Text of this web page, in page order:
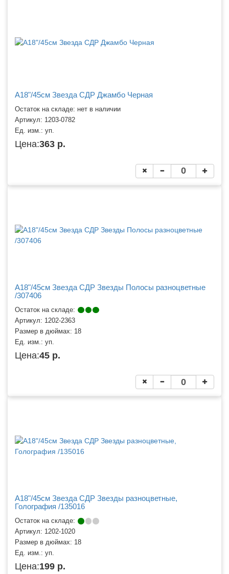
A18"/45см Звезда СДР Джамбо Черная
Остаток на складе: нет в наличии
Артикул: 1203-0782
Ед. изм.: уп.
Цена:363 р.
A18"/45см Звезда СДР Звезды Полосы разноцветные
/307406
Остаток на складе:
Артикул: 1202-2363
Размер в дюймах: 18
Ед. изм.: уп.
Цена:45 р.
A18"/45см Звезда СДР Звезды разноцветные,
Голография /135016
Остаток на складе:
Артикул: 1202-1020
Размер в дюймах: 18
Ед. изм.: уп.
Цена:199 р.